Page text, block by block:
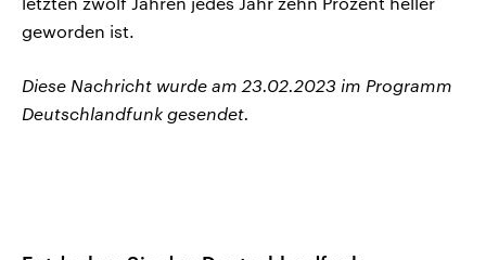
geworden ist.
Diese Nachricht wurde am 23.02.2023 im Programm
Deutschlandfunk gesendet.